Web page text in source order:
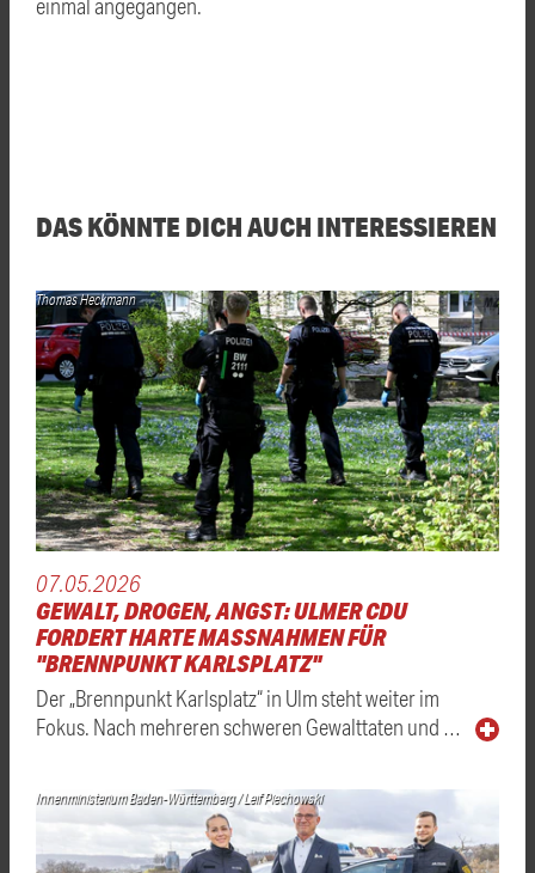
DAS KÖNNTE DICH AUCH INTERESSIEREN
Thomas Heckmann
07.05.2026
GEWALT, DROGEN, ANGST: ULMER CDU
FORDERT HARTE MASSNAHMEN FÜR "
BRENNPUNKT KARLSPLATZ"
Der „Brennpunkt Karlsplatz“ in Ulm steht weiter im
Fokus. Nach mehreren schweren Gewalttaten und …
Innenministerium Baden-Württemberg / Leif Piechowski